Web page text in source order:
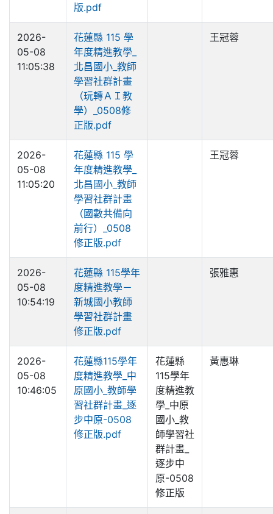
版.pdf
2026-
05-08
11:05:38
花蓮縣 115 學
年度精進教學_
北昌國小_教師
學習社群計畫
（玩轉ＡＩ教
學）_0508修
正版.pdf
王冠蓉
2026-
05-08
11:05:20
花蓮縣 115 學
年度精進教學_
北昌國小_教師
學習社群計畫
（國數共備向
前行）_0508
修正版.pdf
王冠蓉
2026-
05-08
10:54:19
花蓮縣 115學年
度精進教學－
新城國小教師
學習社群計畫
修正版.pdf
張雅惠
2026-
05-08
10:46:05
花蓮縣115學年
度精進教學_中
原國小_教師學
習社群計畫_逐
步中原-0508
修正版.pdf
花蓮縣
115學年
度精進教
學_中原
國小_教
師學習社
群計畫_
逐步中
原-0508
修正版
黃惠琳